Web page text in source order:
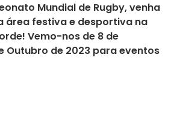
Mundial de Rugby, venha
área festiva e desportiva na
Vemo-nos de 8 de
Outubro de 2023 para eventos